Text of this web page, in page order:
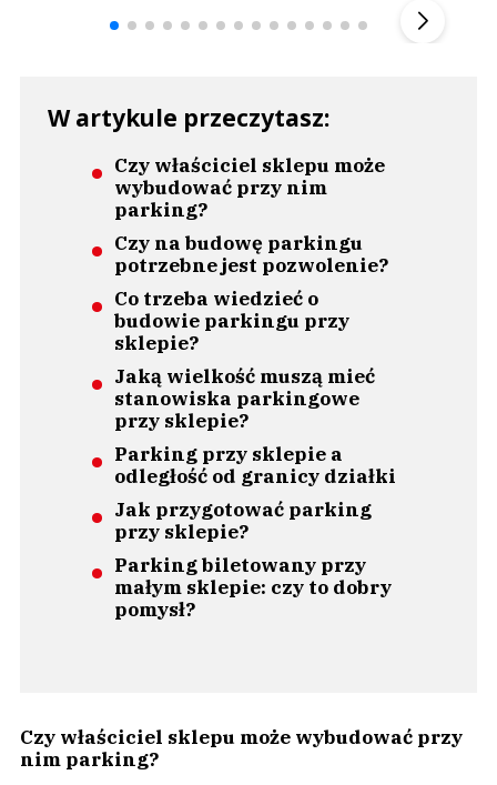
W artykule przeczytasz:
Czy właściciel sklepu może
wybudować przy nim
parking?
Czy na budowę parkingu
potrzebne jest pozwolenie?
Co trzeba wiedzieć o
budowie parkingu przy
sklepie?
Jaką wielkość muszą mieć
stanowiska parkingowe
przy sklepie?
Parking przy sklepie a
odległość od granicy działki
Jak przygotować parking
przy sklepie?
Parking biletowany przy
małym sklepie: czy to dobry
pomysł?
Czy właściciel sklepu może wybudować przy
nim parking?